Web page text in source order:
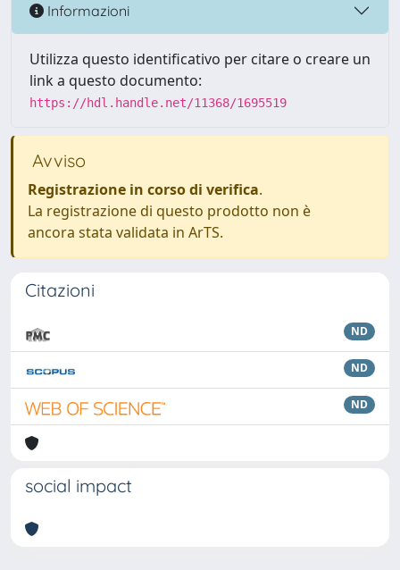
Informazioni
Utilizza questo identificativo per citare o creare un
link a questo documento:
https://hdl.handle.net/11368/1695519
Avviso
Registrazione in corso di verifica.
La registrazione di questo prodotto non è
ancora stata validata in ArTS.
Citazioni
ND
ND
ND
social impact